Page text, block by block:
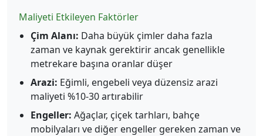
Maliyeti Etkileyen Faktörler
Çim Alanı: Daha büyük çimler daha fazla
zaman ve kaynak gerektirir ancak genellikle
metrekare başına oranlar düşer
Arazi: Eğimli, engebeli veya düzensiz arazi
maliyeti %10-30 artırabilir
Engeller: Ağaçlar, çiçek tarhları, bahçe
mobilyaları ve diğer engeller gereken zaman ve